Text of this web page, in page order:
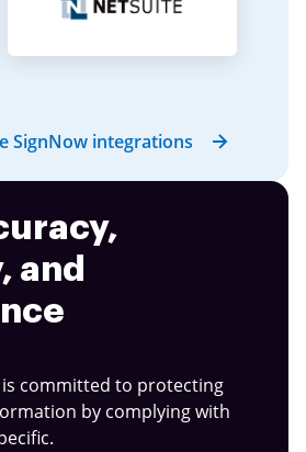
SignNow integrations
and
is committed to protecting
by complying with